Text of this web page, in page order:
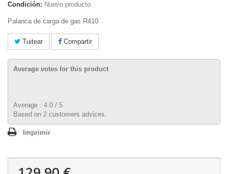
Condición: Nuevo producto
Palanca de carga de gas R410
Tuitear Compartir
Average votes for this product
Average : 4.0 / 5
Based on 2 customers advices.
Imprimir